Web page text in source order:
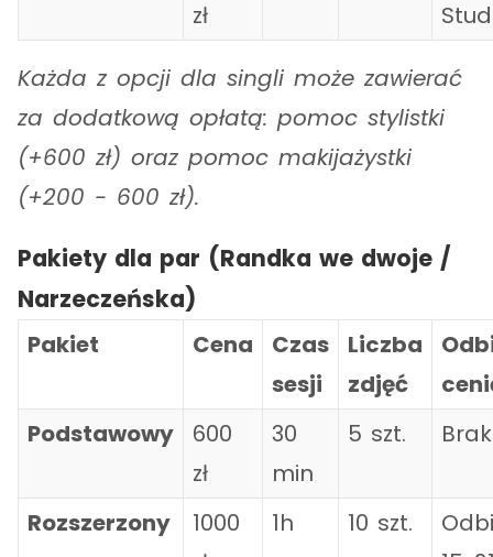
zł
Każda z opcji dla singli może zawierać
za dodatkową opłatą: pomoc stylistki
(+600 zł) oraz pomoc makijażystki
(+200 - 600 zł).
Pakiety dla par (Randka we dwoje /
Narzeczeńska)
Pakiet Cena
Czas
sesji
Liczba
zdjęć
Podstawowy
600
zł
30
min
5 szt. Brak
Rozszerzony
1000
1h 10 szt.